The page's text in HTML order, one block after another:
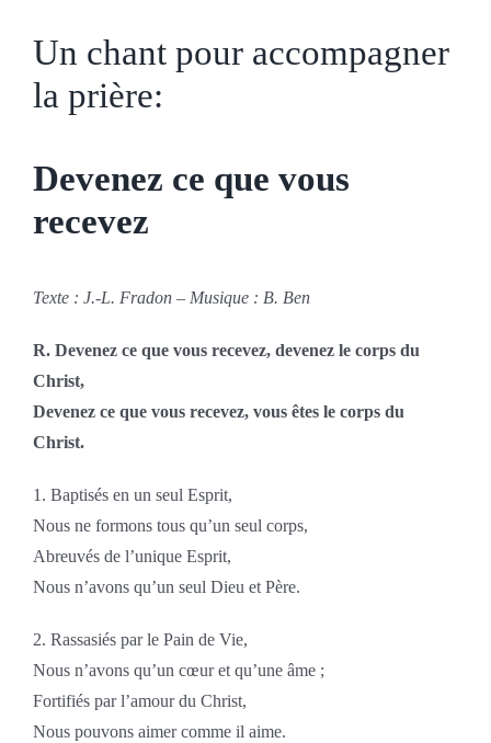
Un chant pour accompagner
la prière:
Devenez ce que vous
recevez
Texte : J.-L. Fradon – Musique : B. Ben
R. Devenez ce que vous recevez, devenez le corps du
Christ,
Devenez ce que vous recevez, vous êtes le corps du
Christ.
1. Baptisés en un seul Esprit,
Nous ne formons tous qu’un seul corps,
Abreuvés de l’unique Esprit,
Nous n’avons qu’un seul Dieu et Père.
2. Rassasiés par le Pain de Vie,
Nous n’avons qu’un cœur et qu’une âme ;
Fortifiés par l’amour du Christ,
Nous pouvons aimer comme il aime.